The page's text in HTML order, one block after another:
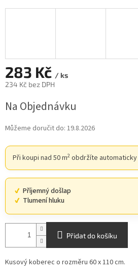
283 Kč / ks
234 Kč bez DPH
cena:
Na Objednávku
Můžeme doručit do: 19.8.2026
Při koupi nad 50 m2 obdržíte automaticky
Příjemný došlap
Tlumení hluku
Přidat do košíku
Kusový koberec o rozměru 60 x 110 cm.